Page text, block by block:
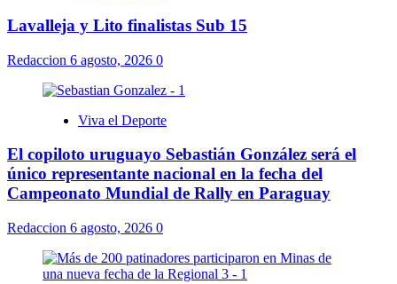
Lavalleja y Lito finalistas Sub 15
Redaccion 6 agosto, 2026 0
Viva el Deporte
El copiloto uruguayo Sebastián González será el
único representante nacional en la fecha del
Campeonato Mundial de Rally en Paraguay
Redaccion 6 agosto, 2026 0